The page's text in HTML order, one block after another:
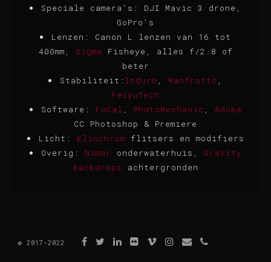
Speciale camera's: DJI Mavic 3 drone,
GoPro's
Lenzen: Canon L lenzen van 16 tot
400mm, Sigma Fisheye, alles f/2.8 of
beter
Stabiliteit: Induro , Manfrotto ,
FeiyuTech
Software: FoCal , PhotoMechanic , Adobe
CC Photoshop & Premiere
Licht: Elinchrom flitsers en modifiers
Overig: Nimar onderwaterhuis, Gravity
backdrops achtergronden
© 2017-2022